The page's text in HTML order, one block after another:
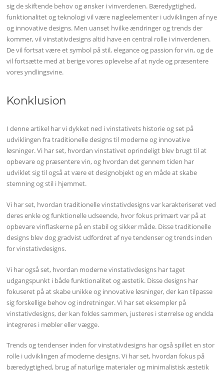
sig de skiftende behov og ønsker i vinverdenen. Bæredygtighed,
funktionalitet og teknologi vil være nøgleelementer i udviklingen af nye
og innovative designs. Men uanset hvilke ændringer og trends der
kommer, vil vinstativdesigns altid have en central rolle i vinverdenen.
De vil fortsat være et symbol på stil, elegance og passion for vin, og de
vil fortsætte med at berige vores oplevelse af at nyde og præsentere
vores yndlingsvine.
Konklusion
I denne artikel har vi dykket ned i vinstativets historie og set på
udviklingen fra traditionelle designs til moderne og innovative
løsninger. Vi har set, hvordan vinstativet oprindeligt blev brugt til at
opbevare og præsentere vin, og hvordan det gennem tiden har
udviklet sig til også at være et designobjekt og en måde at skabe
stemning og stil i hjemmet.
Vi har set, hvordan traditionelle vinstativdesigns var karakteriseret ved
deres enkle og funktionelle udseende, hvor fokus primært var på at
opbevare vinflaskerne på en stabil og sikker måde. Disse traditionelle
designs blev dog gradvist udfordret af nye tendenser og trends inden
for vinstativdesigns.
Vi har også set, hvordan moderne vinstativdesigns har taget
udgangspunkt i både funktionalitet og æstetik. Disse designs har
fokuseret på at skabe unikke og innovative løsninger, der kan tilpasse
sig forskellige behov og indretninger. Vi har set eksempler på
vinstativdesigns, der kan foldes sammen, justeres i størrelse og endda
integreres i møbler eller vægge.
Trends og tendenser inden for vinstativdesigns har også spillet en stor
rolle i udviklingen af moderne designs. Vi har set, hvordan fokus på
bæredygtighed, brug af naturlige materialer og minimalistisk æstetik